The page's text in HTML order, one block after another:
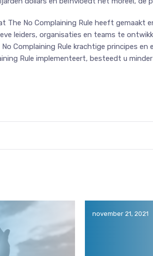
The No Complaining Rule heeft gemaakt
leiders, organisaties en teams te
Complaining Rule krachtige principes
Rule implementeert, besteedt u
november 21, 2021